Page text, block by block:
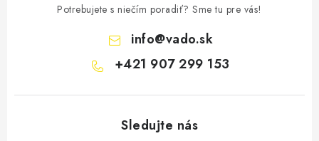
Potrebujete s niečím poradiť? Sme tu pre vás!
info@vado.sk
+421 907 299 153